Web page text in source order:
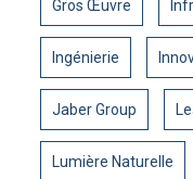
Gros Œuvre
Ingénierie
Jaber Group
Lumière Naturelle